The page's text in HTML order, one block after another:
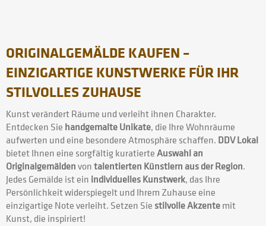
ORIGINALGEMÄLDE KAUFEN –
EINZIGARTIGE KUNSTWERKE FÜR IHR
STILVOLLES ZUHAUSE
Kunst verändert Räume und verleiht ihnen Charakter.
Entdecken Sie handgemalte Unikate, die Ihre Wohnräume
aufwerten und eine besondere Atmosphäre schaffen. DDV Lokal
bietet Ihnen eine sorgfältig kuratierteAuswahl an
Originalgemäldenvontalentierten Künstlern aus der Region.
Jedes Gemälde ist ein individuelles Kunstwerk, das Ihre
Persönlichkeit widerspiegelt und Ihrem Zuhause eine
einzigartige Note verleiht. Setzen Sie stilvolle Akzentemit
Kunst, die inspiriert!